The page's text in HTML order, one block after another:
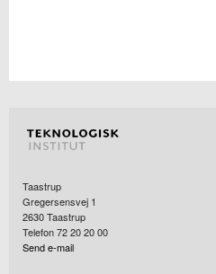
Taastrup
Gregersensvej 1
2630Taastrup
Telefon 72 20 20 00
Send e-mail